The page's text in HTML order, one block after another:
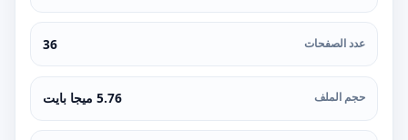
عدد الصفحات 36
حجم الملف 5.76 ميجا بايت